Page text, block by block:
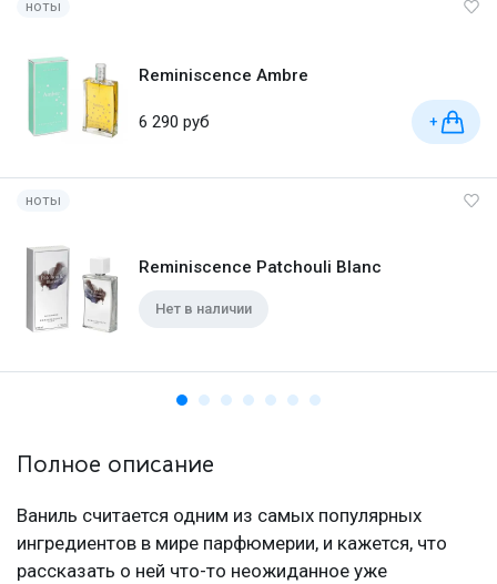
ноты
Reminiscence Ambre
6 290 руб +
ноты
Reminiscence Patchouli Blanc
Нет в наличии
Полное описание
Ваниль считается одним из самых популярных
ингредиентов в мире парфюмерии, и кажется, что
рассказать о ней что-то неожиданное уже